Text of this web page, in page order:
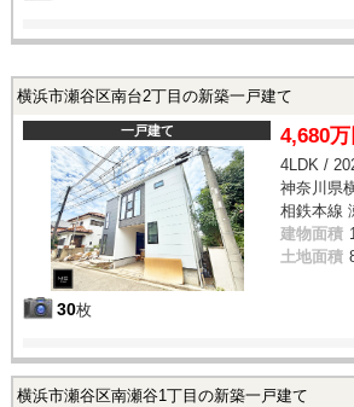
横浜市瀬谷区南台2丁目の新築一戸建て
一戸建て
30枚
4,680万
4LDK /
神奈川県
相鉄本線
建物面積
土地面積
横浜市瀬谷区南瀬谷1丁目の新築一戸建て